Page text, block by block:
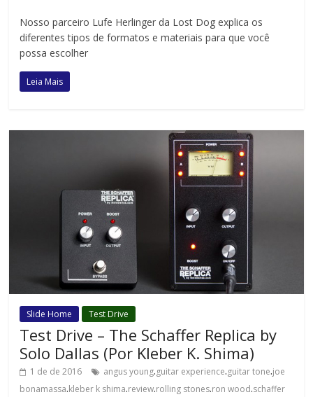
Nosso parceiro Lufe Herlinger da Lost Dog explica os
diferentes tipos de formatos e materiais para que você
possa escolher
Leia Mais
Slide Home Test Drive
Test Drive – The Schaffer Replica by
Solo Dallas (Por Kleber K. Shima)
1 de de 2016 angus young.guitar experience.guitar tone.joe
bonamassa.kleber k shima.review.rolling stones.ron wood.schaffer